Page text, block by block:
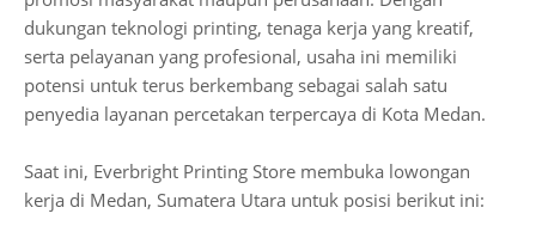
dukungan teknologi printing, tenaga kerja yang kreatif,
serta pelayanan yang profesional, usaha ini memiliki
potensi untuk terus berkembang sebagai salah satu
penyedia layanan percetakan terpercaya di Kota Medan.
Saat ini, Everbright Printing Store membuka lowongan
kerja di Medan, Sumatera Utara untuk posisi berikut ini: